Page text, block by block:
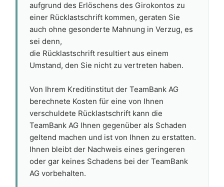
aufgrund des Erlöschens des Girokontos zu
einer Rücklastschrift kommen, geraten Sie
auch ohne gesonderte Mahnung in Verzug, es
sei denn,
die Rücklastschrift resultiert aus einem
Umstand, den Sie nicht zu vertreten haben.
Von Ihrem Kreditinstitut der TeamBank AG
berechnete Kosten für eine von Ihnen
verschuldete Rücklastschrift kann die
TeamBank AG Ihnen gegenüber als Schaden
geltend machen und ist von Ihnen zu erstatten.
Ihnen bleibt der Nachweis eines geringeren
oder gar keines Schadens bei der TeamBank
AG vorbehalten.